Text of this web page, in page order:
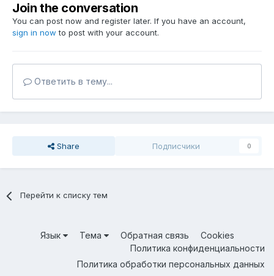
Join the conversation
You can post now and register later. If you have an account,
sign in now to post with your account.
Ответить в тему...
Share Подписчики 0
Перейти к списку тем
Язык Тема Обратная связь
Cookies
Политика конфиденциальности
Политика обработки персональных данных